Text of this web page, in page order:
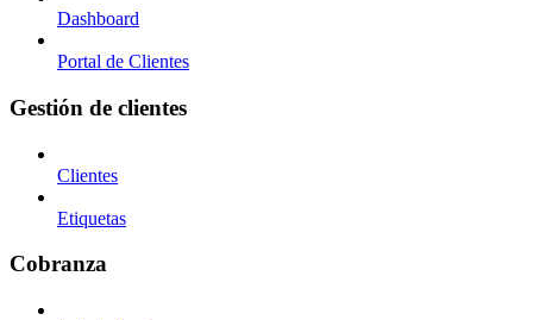
Dashboard
Portal de Clientes
Gestión de clientes
Clientes
Etiquetas
Cobranza